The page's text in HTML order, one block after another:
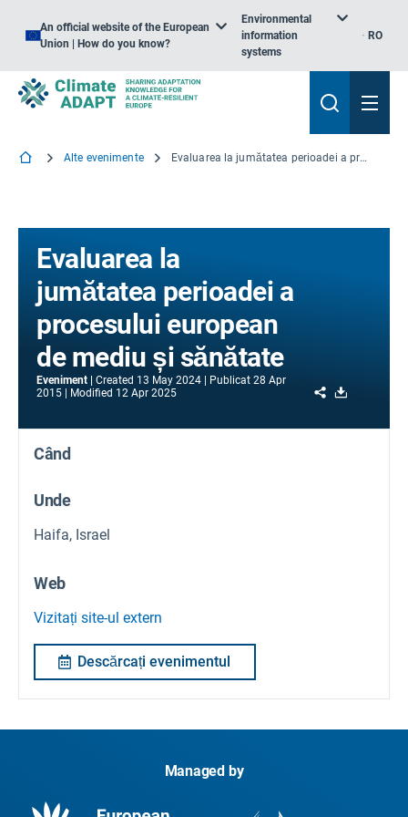
An official website of the European
Union | How do you know?
Environmental
information
systems
RO
Alte evenimente Evaluarea la jumătatea perioadei a procesului european de mediu și sănătate
Evaluarea la
jumătatea perioadei a
procesului european
de mediu și sănătate
Eveniment Created 13 May 2024 Publicat 28 Apr
2015
Modified 12 Apr 2025 Share
Când
Unde
Haifa, Israel
Web
Vizitați site-ul extern
Descărcați evenimentul
Managed by